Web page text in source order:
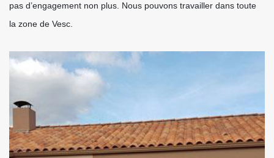
pas d’engagement non plus. Nous pouvons travailler dans toute
la zone de Vesc.